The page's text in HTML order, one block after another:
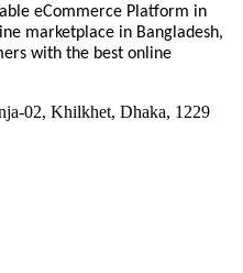
eCommerce Platform in
marketplace in Bangladesh,
with the best online
02, Khilkhet, Dhaka, 1229